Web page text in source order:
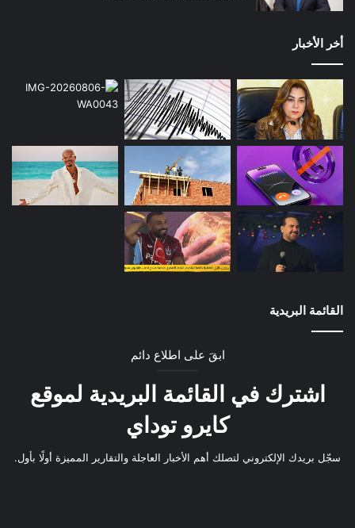
أخر الأخبار
القائمة البريدية
ابقَ على اطلاع دائم
اشترك في القائمة البريدية لموقع
كايرو توداي
سجّل بريدك الإلكتروني لتصلك أهم الأخبار العاجلة والتقارير المميزة أولًا بأول.